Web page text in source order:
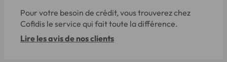
Pour votre besoin de crédit, vous trouverez chez
Cofidis le service qui fait toute la différence.
Lire les avis de nos clients